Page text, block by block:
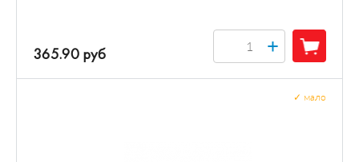
365.90 руб +
мало